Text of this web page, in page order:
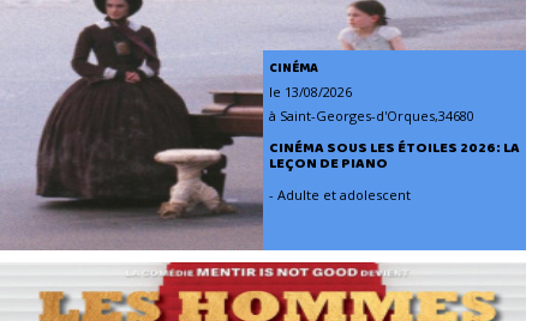
CINÉMA
le 13/08/2026
à Saint-Georges-d'Orques,34680
CINÉMA SOUS LES ÉTOILES 2026: LA
LEÇON DE PIANO
- Adulte et adolescent